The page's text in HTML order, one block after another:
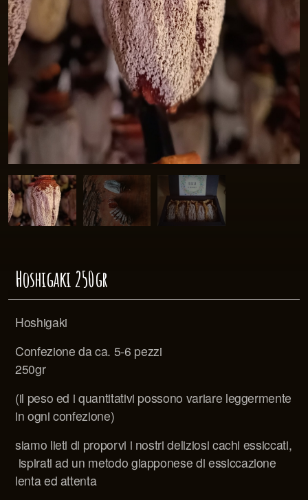
Hoshigaki 250gr
Hoshigaki
Confezione da ca. 5-6 pezzi
250gr
(il peso ed i quantitativi possono variare leggermente
in ogni confezione)
siamo lieti di proporvi i nostri deliziosi cachi essiccati,
ispirati ad un metodo giapponese di essiccazione
lenta ed attenta